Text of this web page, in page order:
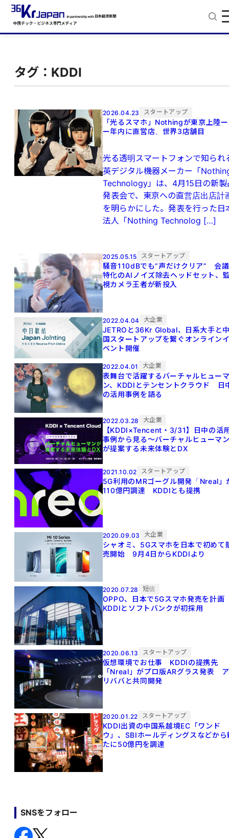
タグ：KDDI
2026.04.23 スタートアップ
「光るスマホ」Nothingが東京上陸ー
ー年内に直営店、世界3店舗目
光る透明スマートフォンで知られ
英デジタル機器メーカー「
Technology」は、4月15日の新製
発表会で、東京への直営店出店計
を明らかにした。発表を行った日
法人「Nothing Technolog […]
2025.05.15 スタートアップ
騒音110dBでも“声だけクリア” 会議
特化のAIノイズ除去ヘッドセット、
視カメラ王者が新投入
2022.04.04 大企業
JETROと36Kr Global、日系大手と
国スタートアップを繋ぐオンライン
ベント開催
2022.04.01 大企業
表舞台で活躍するバーチャルヒュー
ン、KDDIとテンセントクラウド 日
の活用事例を語る
2022.03.28 大企業
【KDDI×Tencent・3/31】日中の活
事例から見る〜バーチャルヒューマ
が提案する未来体験とDX
2021.10.02 スタートアップ
5G利用のMRゴーグル開発「Nreal」
110億円調達 KDDIとも提携
2020.09.03 大企業
シャオミ、5Gスマホを日本で初めて
売開始 9月4日からKDDIより
2020.07.28 短信
OPPO、日本で5Gスマホ発売を計
KDDIとソフトバンクが初採用
2020.06.13 スタートアップ
仮想環境でお仕事 KDDIの提携先
「Nreal」がプロ版ARグラス発表 ア
リババと共同開発
2020.01.22 スタートアップ
KDDI出資の中国系越境EC「ワンド
ウ」、SBIホールディングスなどから
たに50億円を調達
SNSをフォロー